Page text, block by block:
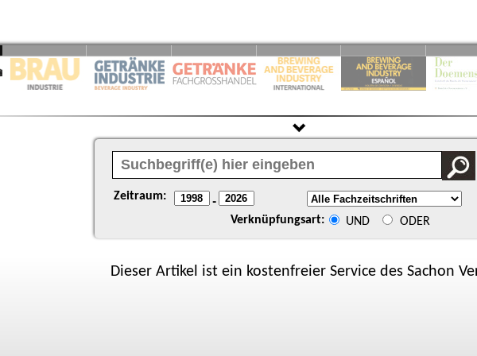
Zeitraum: -
Verknüpfungsart: UND ODER
Dieser Artikel ist ein kostenfreier Service des Sachon